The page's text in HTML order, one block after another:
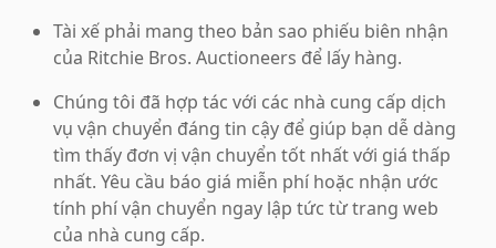
Tài xế phải mang theo bản sao phiếu biên nhận
của Ritchie Bros. Auctioneers để lấy hàng.
Chúng tôi đã hợp tác với các nhà cung cấp dịch
vụ vận chuyển đáng tin cậy để giúp bạn dễ dàng
tìm thấy đơn vị vận chuyển tốt nhất với giá thấp
nhất. Yêu cầu báo giá miễn phí hoặc nhận ước
tính phí vận chuyển ngay lập tức từ trang web
của nhà cung cấp.